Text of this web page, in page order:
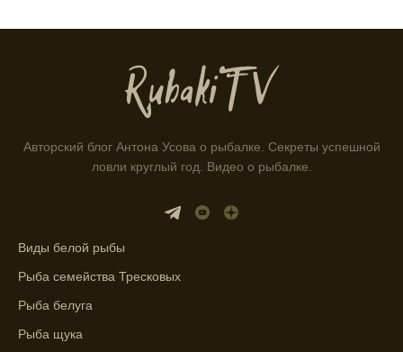
Информация о каждом типе рыбы в
места для рыбалки.
фаз и погодных условий на активность
ближайшие дни с прогнозом клева.
погоды.
Авторский блог Антона Усова о рыбалке. Секреты успешной
ловли круглый год. Видео о рыбалке.
Виды белой рыбы
Рыба семейства Тресковых
Рыба белуга
Рыба щука